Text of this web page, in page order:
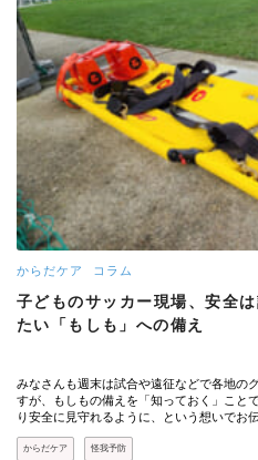
からだケア コラム
子どものサッカー現場、安全
たい「もしも」への備え
みなさんも週末は試合や遠征などで各地の
すが、もしもの備えを「知っておく」こと
り安全に見守れるように、という想いでお
からだケア 怪我予防